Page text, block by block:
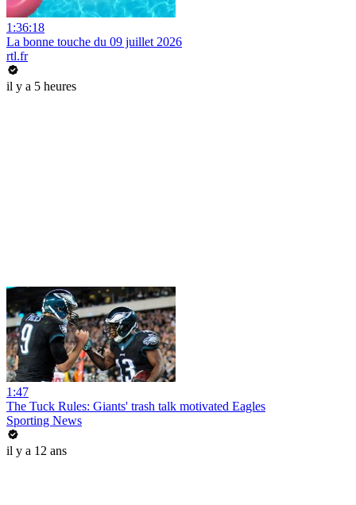
1:36:18
La bonne touche du 09 juillet 2026
rtl.fr
il y a 5 heures
1:47
The Tuck Rules: Giants' trash talk motivated Eagles
Sporting News
il y a 12 ans